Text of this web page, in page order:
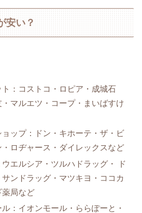
安い？
：コストコ・ロピア・成城石
マルエツ・コープ・まいばすけ
ップ：ドン・キホーテ・ザ・ビ
ロヂャース・ダイレックスなど
ウエルシア・ツルハドラッグ・ ド
ンドラッグ・マツキヨ・ココカ
薬局など
：イオンモール・ららぽーと・